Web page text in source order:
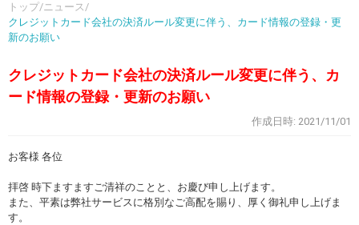
トップ/ニュース /
クレジットカード会社の決済ルール変更に伴う、カード情報の登録・更
新のお願い
クレジットカード会社の決済ルール変更に伴う、カ
ード情報の登録・更新のお願い
作成日時: 2021/11/01
お客様 各位
拝啓 時下ますますご清祥のことと、お慶び申し上げます。
また、平素は弊社サービスに格別なご高配を賜り、厚く御礼申し上げま
す。